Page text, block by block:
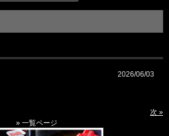
2026/06/03
次 »
» 一覧ページ